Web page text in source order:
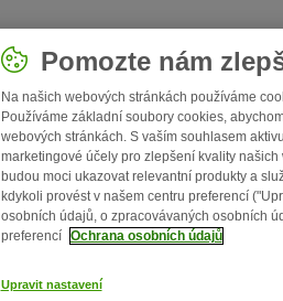
Pomozte nám
Na našich webových stránkách používáme
Používáme základní soubory cookies,
webových stránkách. S vaším souhlasem
marketingové účely pro zlepšení kvality
budou moci ukazovat relevantní produkty a
kdykoli provést v našem centru preferencí
osobních údajů, o zpracovávaných osobních
preferencí Ochrana osobních údajů
Upravit nastavení